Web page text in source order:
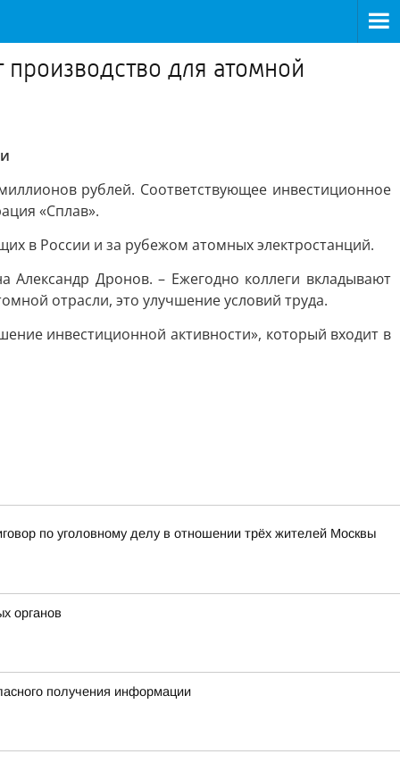
для атомной
рублей. Соответствующее инвестиционное
«Сплав».
в России и за рубежом атомных электростанций.
Дронов. – Ежегодно коллеги вкладывают
отрасли, это улучшение условий труда.
инвестиционной активности», который входит в
по уголовному делу в отношении трёх жителей Москвы
органов
получения информации